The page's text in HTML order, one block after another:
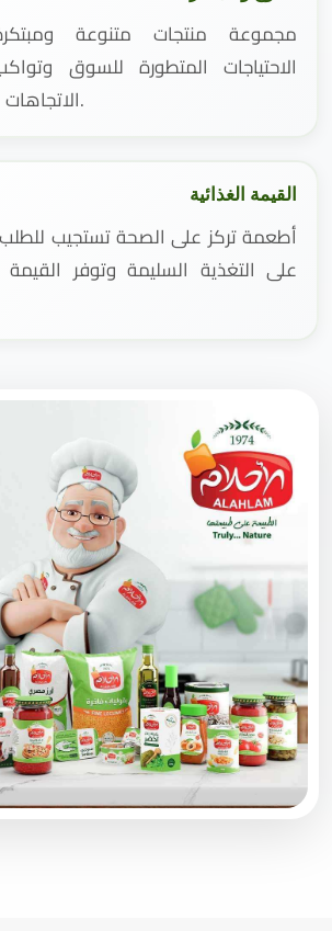
مجموعة منتجات متنوعة
الاحتياجات المتطورة للسوق
الاتجاهات العالمية.
القيمة الغذائية
أطعمة تركز على الصحة تستجيب للطلب
على التغذية السليمة وتوفر القيمة